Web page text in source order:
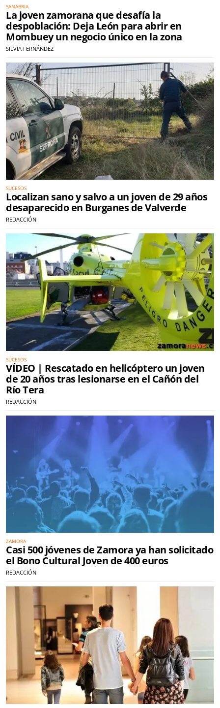
SANABRIA
La joven zamorana que desafía la
despoblación: Deja León para abrir en
Mombuey un negocio único en la zona
SILVIA FERNÁNDEZ
SUCESOS
Localizan sano y salvo a un joven de 29 años
desaparecido en Burganes de Valverde
REDACCIÓN
SUCESOS
VÍDEO | Rescatado en helicóptero un joven
de 20 años tras lesionarse en el Cañón del
Río Tera
REDACCIÓN
ZAMORA
Casi 500 jóvenes de Zamora ya han solicitado
el Bono Cultural Joven de 400 euros
REDACCIÓN